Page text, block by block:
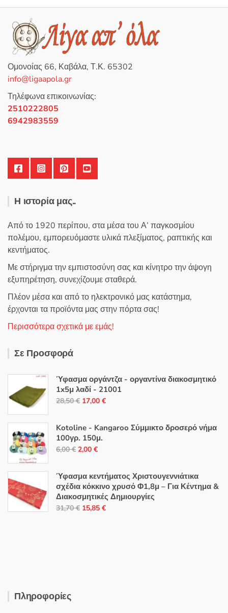
παραλλαγές.
Οι
επιλογές
μπορούν
επιλεγούν
στη
σελίδα
Ομονοίας 66, Καβάλα, Τ.Κ. 65302
info@ligaapola.gr
Τηλέφωνα επικοινωνίας:
2510222805
6942983559
Η ιστορία μας..
Από το 1920 περίπου, στα μέσα του Α’ παγκοσμίου
πολέμου, εμπορευόμαστε υλικά πλεξίματος, ραπτικής και
κεντήματος.
Με στήριγμα την εμπιστοσύνη σας και κίνητρο την άψογη
εξυπηρέτηση, συνεχίζουμε σταθερά.
Πλέον μέσα και από το ηλεκτρονικό μας κατάστημα,
έρχονται τα προϊόντα μας στην πόρτα σας!
Περισσότερα σχετικά με εμάς!
Σε Προσφορά
Ύφασμα οργάντζα - οργαντίνα διακοσμητικό
1x5μ λαδί - 21001
28,50€ Original
was:
28,50 €.
17,00 €Η
τιμή
Kotoline - Kangaroo Σύμμικτο δροσερό νήμα
100γρ. 150μ.
6,00€ Original
was:
6,00 €.
2,00 €Η
τιμή
είναι:
2,00 €.
Ύφασμα κεντήματος Χριστουγεννιάτικα
σχέδια κόκκινο χρυσό Φ1,8μ – Για Κέντημα &
Διακοσμητικές Δημιουργίες
31,70€ Original
15,85 €Η
Πληροφορίες